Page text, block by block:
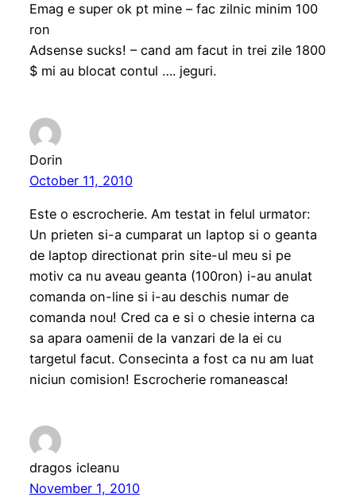
Emag e super ok pt mine – fac zilnic minim 100
ron
Adsense sucks! – cand am facut in trei zile 1800
$ mi au blocat contul …. jeguri.
Dorin
October 11, 2010
Este o escrocherie. Am testat in felul urmator:
Un prieten si-a cumparat un laptop si o geanta
de laptop directionat prin site-ul meu si pe
motiv ca nu aveau geanta (100ron) i-au anulat
comanda on-line si i-au deschis numar de
comanda nou! Cred ca e si o chesie interna ca
sa apara oamenii de la vanzari de la ei cu
targetul facut. Consecinta a fost ca nu am luat
niciun comision! Escrocherie romaneasca!
dragos icleanu
November 1, 2010